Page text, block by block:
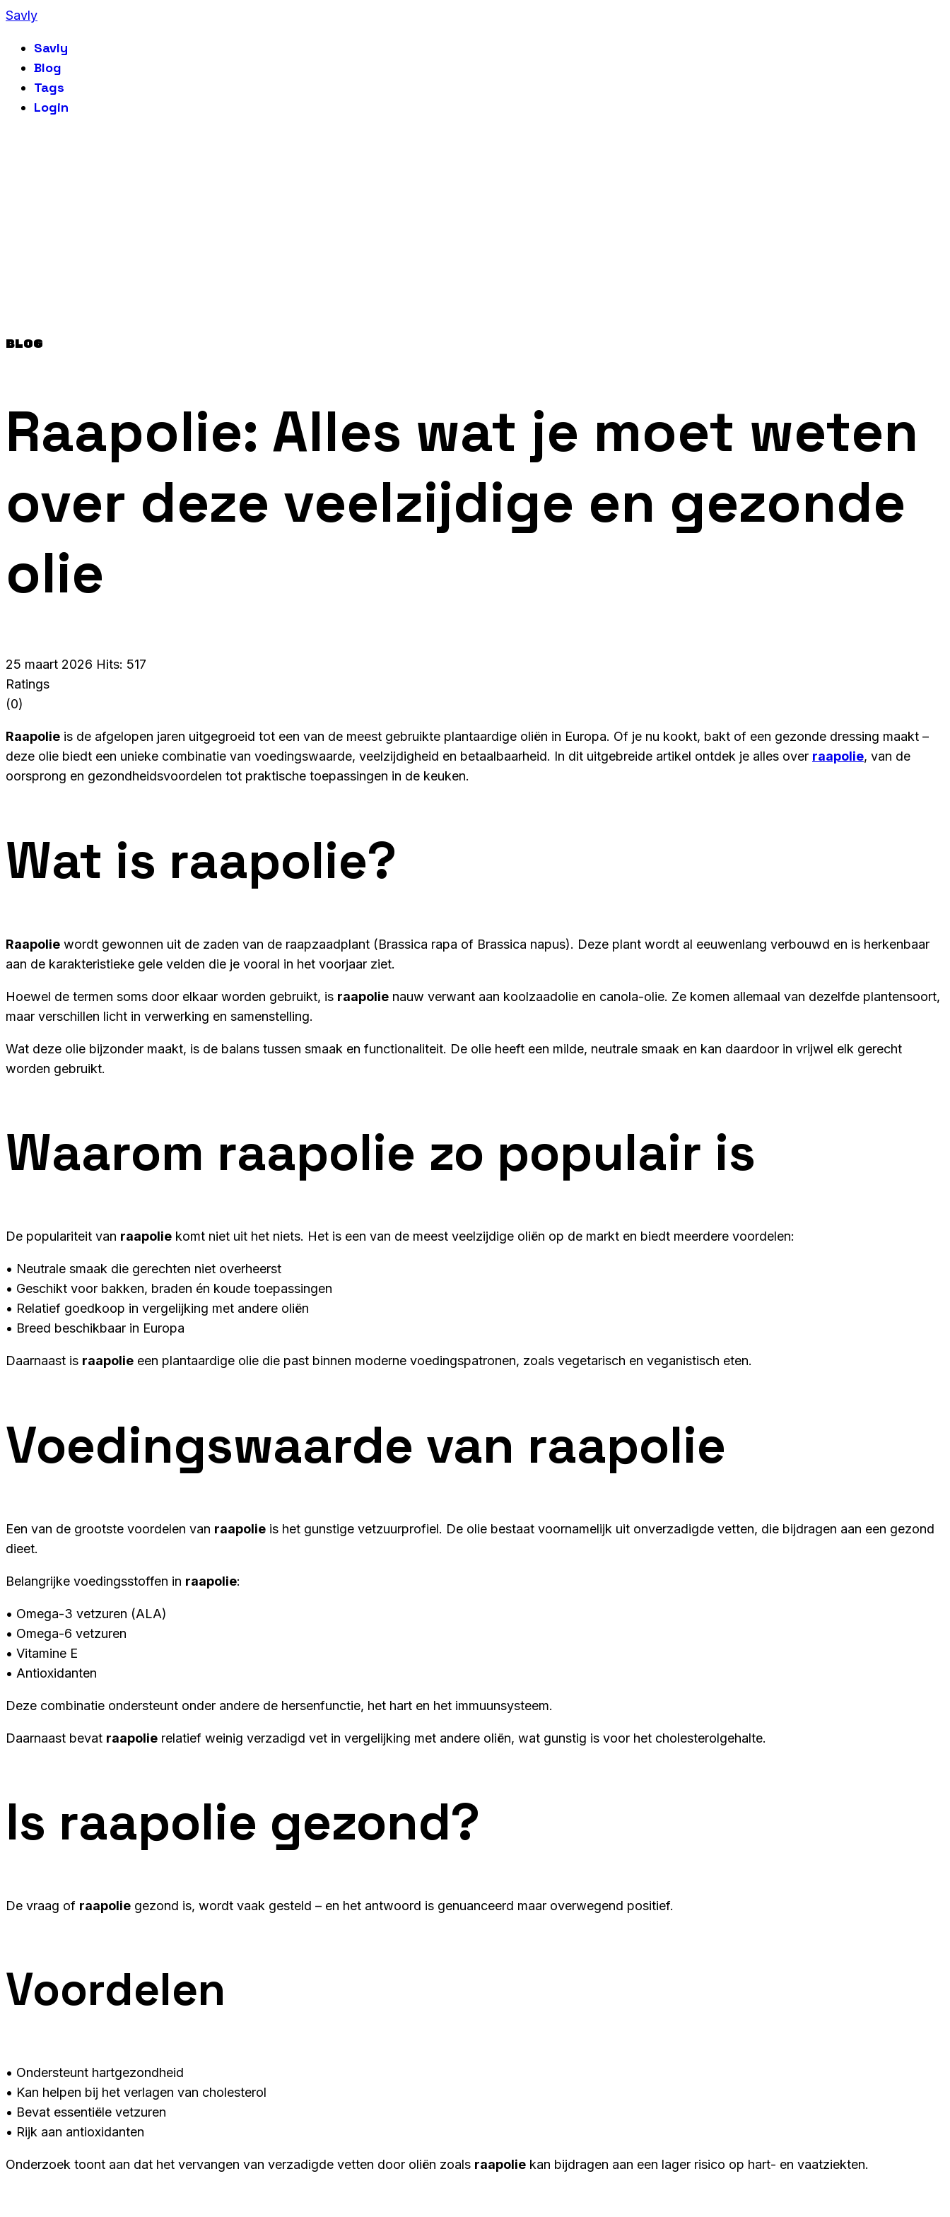
Savly
Savly
Blog
Tags
Login
BLOG
Raapolie: Alles wat je moet weten
over deze veelzijdige en gezonde
olie
25 maart 2026 Hits: 517
Ratings
(0)
Raapolie is de afgelopen jaren uitgegroeid tot een van de meest gebruikte plantaardige oliën in Europa. Of je nu kookt, bakt of een gezonde dressing maakt –
deze olie biedt een unieke combinatie van voedingswaarde, veelzijdigheid en betaalbaarheid. In dit uitgebreide artikel ontdek je alles over raapolie, van de
oorsprong en gezondheidsvoordelen tot praktische toepassingen in de keuken.
Wat is raapolie?
Raapolie wordt gewonnen uit de zaden van de raapzaadplant (Brassica rapa of Brassica napus). Deze plant wordt al eeuwenlang verbouwd en is herkenbaar
aan de karakteristieke gele velden die je vooral in het voorjaar ziet.
Hoewel de termen soms door elkaar worden gebruikt, is raapolie nauw verwant aan koolzaadolie en canola-olie. Ze komen allemaal van dezelfde plantensoort,
maar verschillen licht in verwerking en samenstelling.
Wat deze olie bijzonder maakt, is de balans tussen smaak en functionaliteit. De olie heeft een milde, neutrale smaak en kan daardoor in vrijwel elk gerecht
worden gebruikt.
Waarom raapolie zo populair is
De populariteit van raapolie komt niet uit het niets. Het is een van de meest veelzijdige oliën op de markt en biedt meerdere voordelen:
• Neutrale smaak die gerechten niet overheerst
• Geschikt voor bakken, braden én koude toepassingen
• Relatief goedkoop in vergelijking met andere oliën
• Breed beschikbaar in Europa
Daarnaast is raapolie een plantaardige olie die past binnen moderne voedingspatronen, zoals vegetarisch en veganistisch eten.
Voedingswaarde van raapolie
Een van de grootste voordelen van raapolie is het gunstige vetzuurprofiel. De olie bestaat voornamelijk uit onverzadigde vetten, die bijdragen aan een gezond
dieet.
Belangrijke voedingsstoffen in raapolie:
• Omega-3 vetzuren (ALA)
• Omega-6 vetzuren
• Vitamine E
• Antioxidanten
Deze combinatie ondersteunt onder andere de hersenfunctie, het hart en het immuunsysteem.
Daarnaast bevat raapolie relatief weinig verzadigd vet in vergelijking met andere oliën, wat gunstig is voor het cholesterolgehalte.
Is raapolie gezond?
De vraag of raapolie gezond is, wordt vaak gesteld – en het antwoord is genuanceerd maar overwegend positief.
Voordelen
• Ondersteunt hartgezondheid
• Kan helpen bij het verlagen van cholesterol
• Bevat essentiële vetzuren
• Rijk aan antioxidanten
Onderzoek toont aan dat het vervangen van verzadigde vetten door oliën zoals raapolie kan bijdragen aan een lager risico op hart- en vaatziekten.